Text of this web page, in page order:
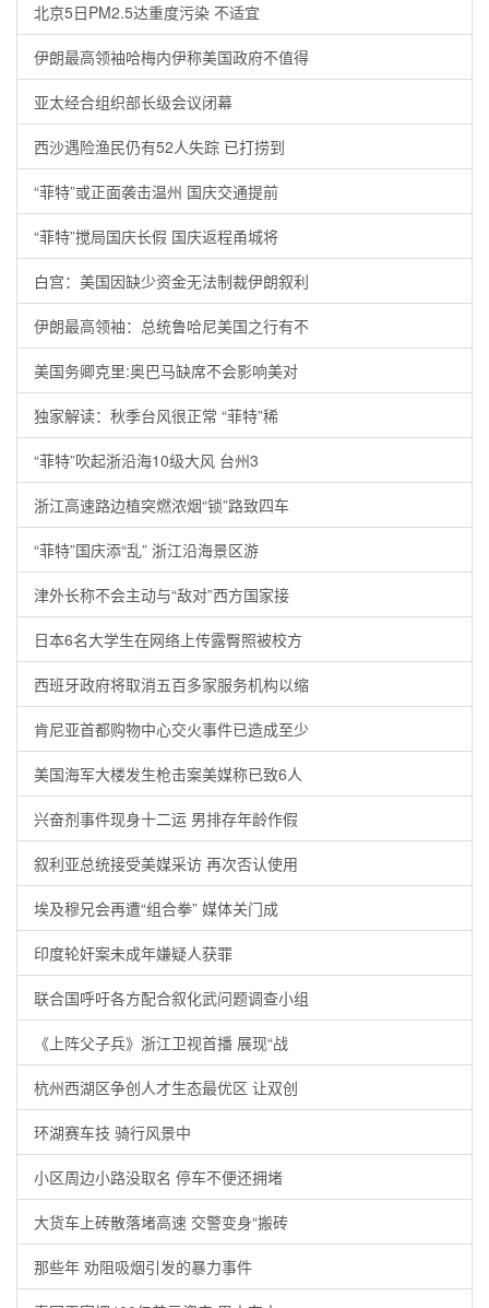
北京5日PM2.5达重度污染 不适宜
伊朗最高领袖哈梅内伊称美国政府不值得
亚太经合组织部长级会议闭幕
西沙遇险渔民仍有52人失踪 已打捞到
“菲特”或正面袭击温州 国庆交通提前
“菲特”搅局国庆长假 国庆返程甬城将
白宫：美国因缺少资金无法制裁伊朗叙利
伊朗最高领袖：总统鲁哈尼美国之行有不
美国务卿克里:奥巴马缺席不会影响美对
独家解读：秋季台风很正常 “菲特”稀
“菲特”吹起浙沿海10级大风 台州3
浙江高速路边植突燃浓烟“锁”路致四车
“菲特”国庆添“乱” 浙江沿海景区游
津外长称不会主动与“敌对”西方国家接
日本6名大学生在网络上传露臀照被校方
西班牙政府将取消五百多家服务机构以缩
肯尼亚首都购物中心交火事件已造成至少
美国海军大楼发生枪击案美媒称已致6人
兴奋剂事件现身十二运 男排存年龄作假
叙利亚总统接受美媒采访 再次否认使用
埃及穆兄会再遭“组合拳” 媒体关门成
印度轮奸案未成年嫌疑人获罪
联合国呼吁各方配合叙化武问题调查小组
《上阵父子兵》浙江卫视首播 展现“战
杭州西湖区争创人才生态最优区 让双创
环湖赛车技 骑行风景中
小区周边小路没取名 停车不便还拥堵
大货车上砖散落堵高速 交警变身“搬砖
那些年 劝阻吸烟引发的暴力事件